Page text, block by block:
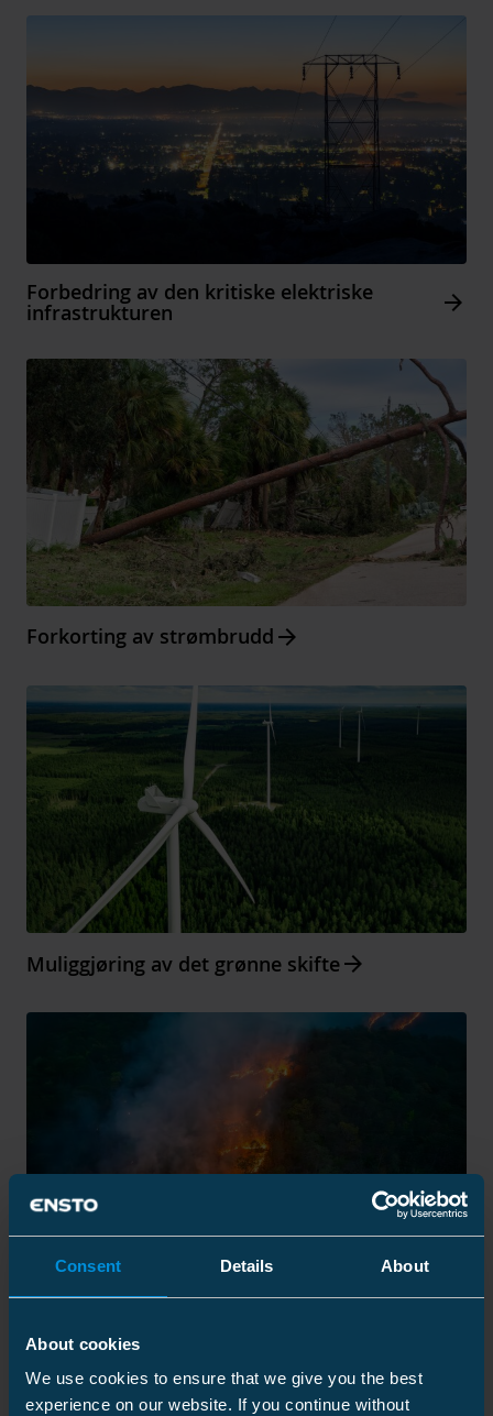
Consent Details About
About cookies
We use cookies to ensure that we give you the best
experience on our website. If you continue without
Forbedring av den kritiske elektriske
infrastrukturen Arrow_forward
Forkorting av strømbrudd Arrow_forward
Muliggjøring av det grønne skifteArrow_forward
Arrow_forward